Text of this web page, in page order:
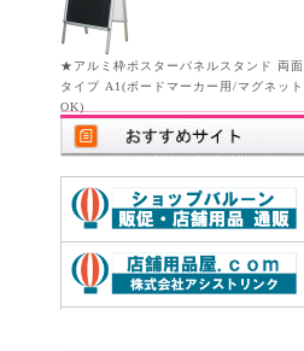
★アルミ枠ポスターパネルスタンド 両面
タイプ A1(ボードマーカー用/マグネット
OK)